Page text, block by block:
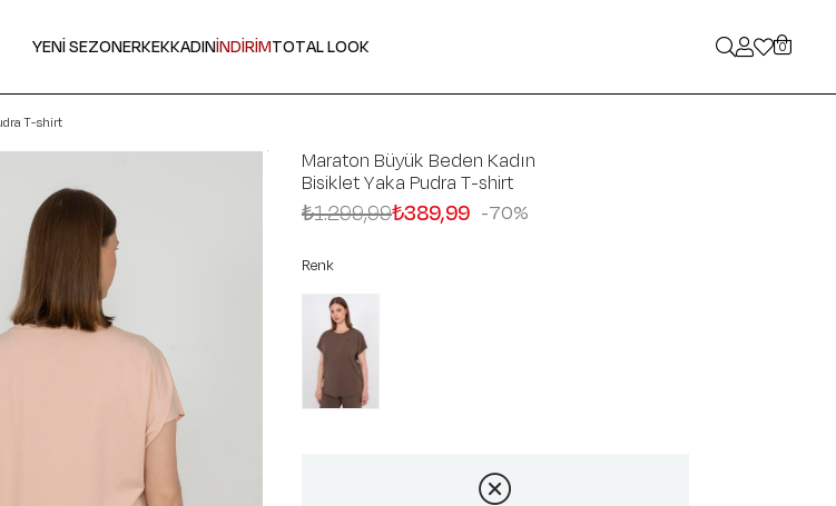
YENİ SEZONERKEKKADINİNDİRİMTOTAL LOOK 0
T-shirt
Maraton Büyük Beden Kadın
Bisiklet Yaka Pudra T-shirt
70
₺1.299,99₺389,99
Renk